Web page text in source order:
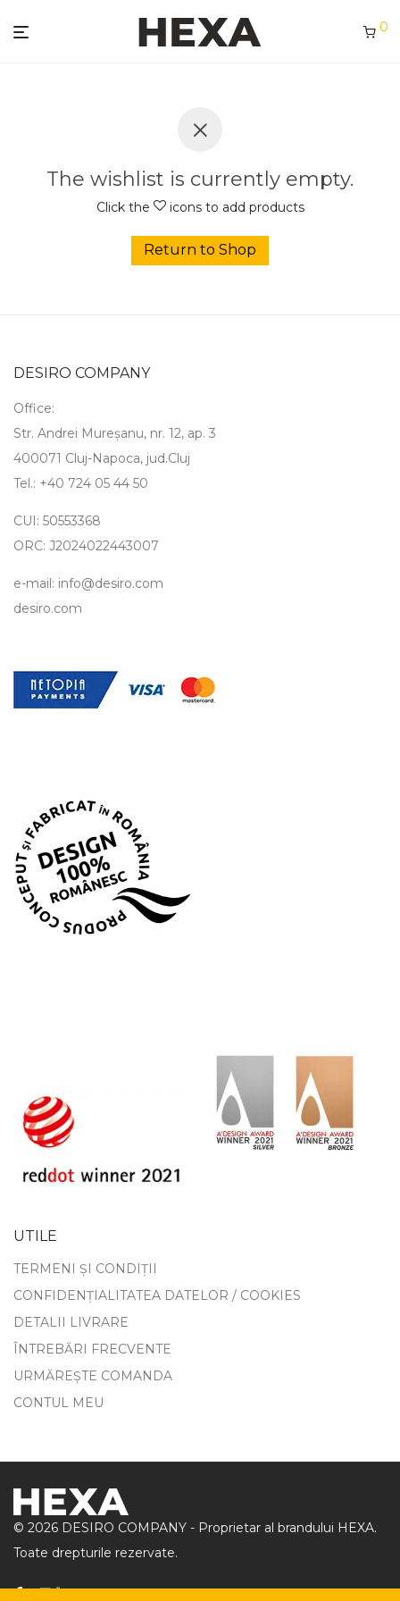
0
The wishlist is currently empty.
Click the icons to add products
Return to Shop
DESIRO COMPANY
Office:
Str. Andrei Mureșanu, nr. 12, ap. 3
400071 Cluj-Napoca, jud.Cluj
Tel.: +40 724 05 44 50
CUI: 50553368
ORC: J2024022443007
e-mail: info@desiro.com
desiro.com
UTILE
TERMENI ȘI CONDIȚII
CONFIDENȚIALITATEA DATELOR / COOKIES
DETALII LIVRARE
ÎNTREBĂRI FRECVENTE
URMĂREȘTE COMANDA
CONTUL MEU
© 2026 DESIRO COMPANY - Proprietar al brandului HEXA.
Toate drepturile rezervate.